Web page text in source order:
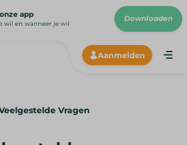
Aanmelden
app
wil en wanneer je wil
Downloaden
Vragen